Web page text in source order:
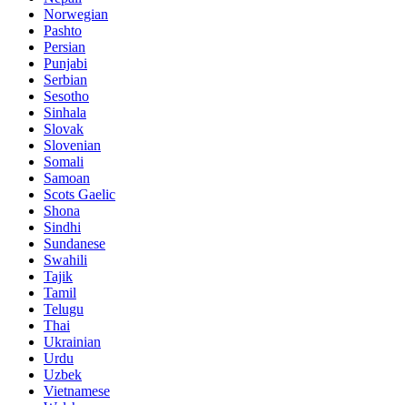
Norwegian
Pashto
Persian
Punjabi
Serbian
Sesotho
Sinhala
Slovak
Slovenian
Somali
Samoan
Scots Gaelic
Shona
Sindhi
Sundanese
Swahili
Tajik
Tamil
Telugu
Thai
Ukrainian
Urdu
Uzbek
Vietnamese